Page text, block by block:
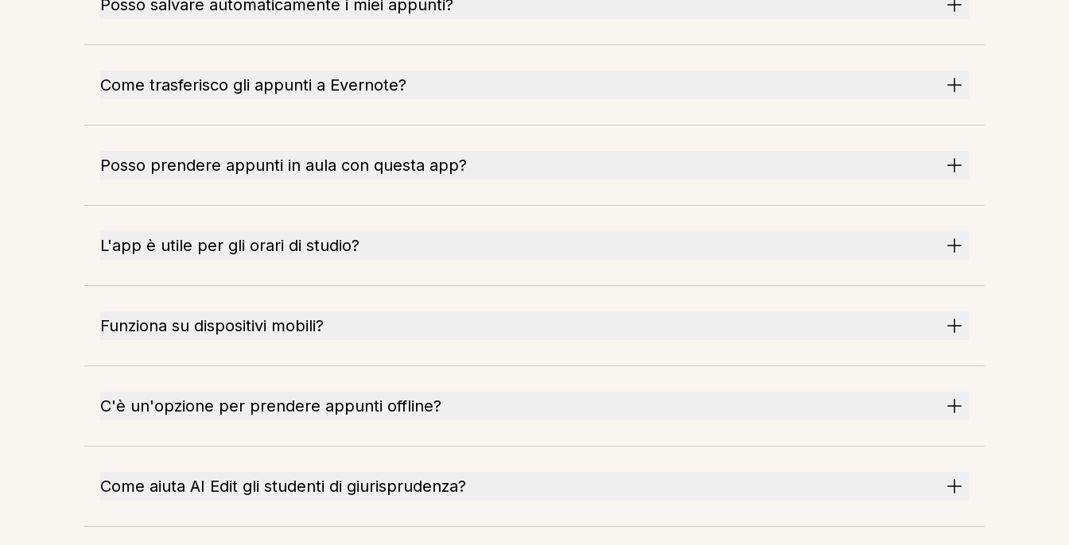
Posso salvare automaticamente i miei appunti?
Come trasferisco gli appunti a Evernote?
Posso prendere appunti in aula con questa app?
L'app è utile per gli orari di studio?
Funziona su dispositivi mobili?
C'è un'opzione per prendere appunti offline?
Come aiuta AI Edit gli studenti di giurisprudenza?